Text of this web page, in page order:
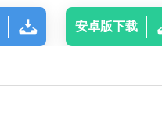
安卓版下载